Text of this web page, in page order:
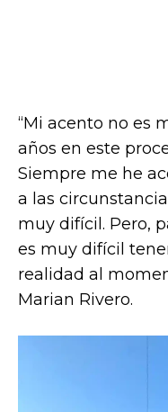
“Mi acento no es
años en este
Siempre me he
a las
muy difícil. Pero,
es muy difícil
realidad al
Marian Rivero.